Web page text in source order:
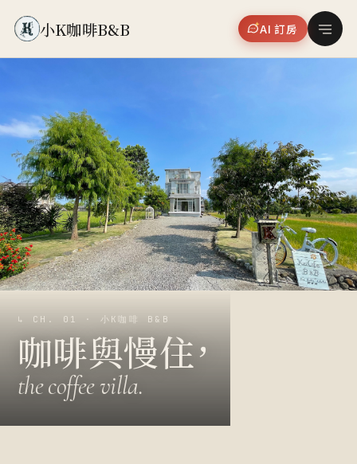
小K咖啡B&B AI 訂房
↳ CH. 01 · 小K咖啡 B&B
咖啡與慢住，
the coffee villa.